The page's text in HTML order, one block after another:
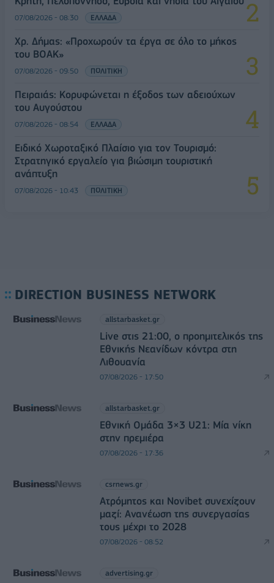
07/08/2026 - 08:30 ΕΛΛΑΔΑ
Χρ. Δήμας: «Προχωρούν τα έργα σε όλο το μήκος
του ΒΟΑΚ»
07/08/2026 - 09:50 ΠΟΛΙΤΙΚΗ
Πειραιάς: Κορυφώνεται η έξοδος των αδειούχων
του Αυγούστου
07/08/2026 - 08:54 ΕΛΛΑΔΑ
Ειδικό Χωροταξικό Πλαίσιο για τον Τουρισμό:
Στρατηγικό εργαλείο για βιώσιμη τουριστική
ανάπτυξη
07/08/2026 - 10:43 ΠΟΛΙΤΙΚΗ
DIRECTION BUSINESS NETWORK
allstarbasket.gr
Live στις 21:00, ο προημιτελικός της
Εθνικής Νεανίδων κόντρα στη
Λιθουανία
07/08/2026 - 17:50
allstarbasket.gr
Εθνική Ομάδα 3×3 U21: Μία νίκη
στην πρεμιέρα
07/08/2026 - 17:36
csrnews.gr
Ατρόμητος και Novibet συνεχίζουν
μαζί: Ανανέωση της συνεργασίας
τους μέχρι το 2028
07/08/2026 - 08:52
advertising.gr